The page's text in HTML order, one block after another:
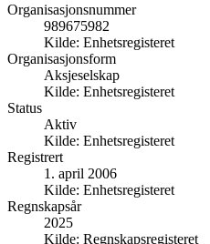
Organisasjonsnummer
989675982
Kilde: Enhetsregisteret
Organisasjonsform
Aksjeselskap
Kilde: Enhetsregisteret
Status
Aktiv
Kilde: Enhetsregisteret
Registrert
1. april 2006
Kilde: Enhetsregisteret
Regnskapsår
2025
Kilde: Regnskapsregisteret